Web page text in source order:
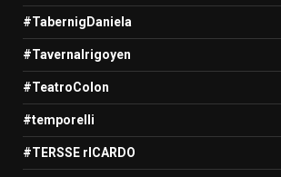
#TabernigDaniela
#TavernaIrigoyen
#TeatroColon
#temporelli
#TERSSE rICARDO